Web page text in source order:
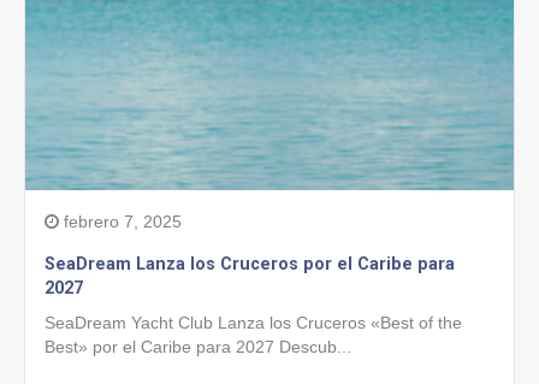
febrero 7, 2025
SeaDream Lanza los Cruceros por el Caribe para
2027
SeaDream Yacht Club Lanza los Cruceros «Best of the
Best» por el Caribe para 2027 Descub...